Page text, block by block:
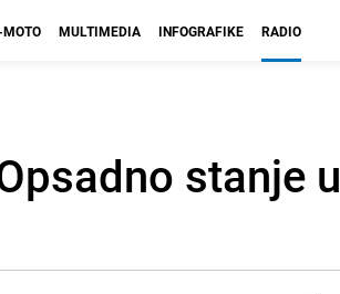
MULTIMEDIA INFOGRAFIKE RADIO
stanje u